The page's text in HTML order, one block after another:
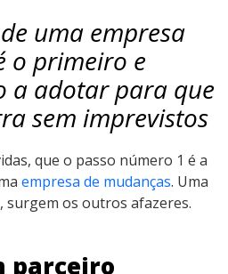
uma empresa
o primeiro e
a adotar para que
sem imprevistos
que o passo número 1 é a
empresa de mudanças. Uma
surgem os outros afazeres.
parceiro